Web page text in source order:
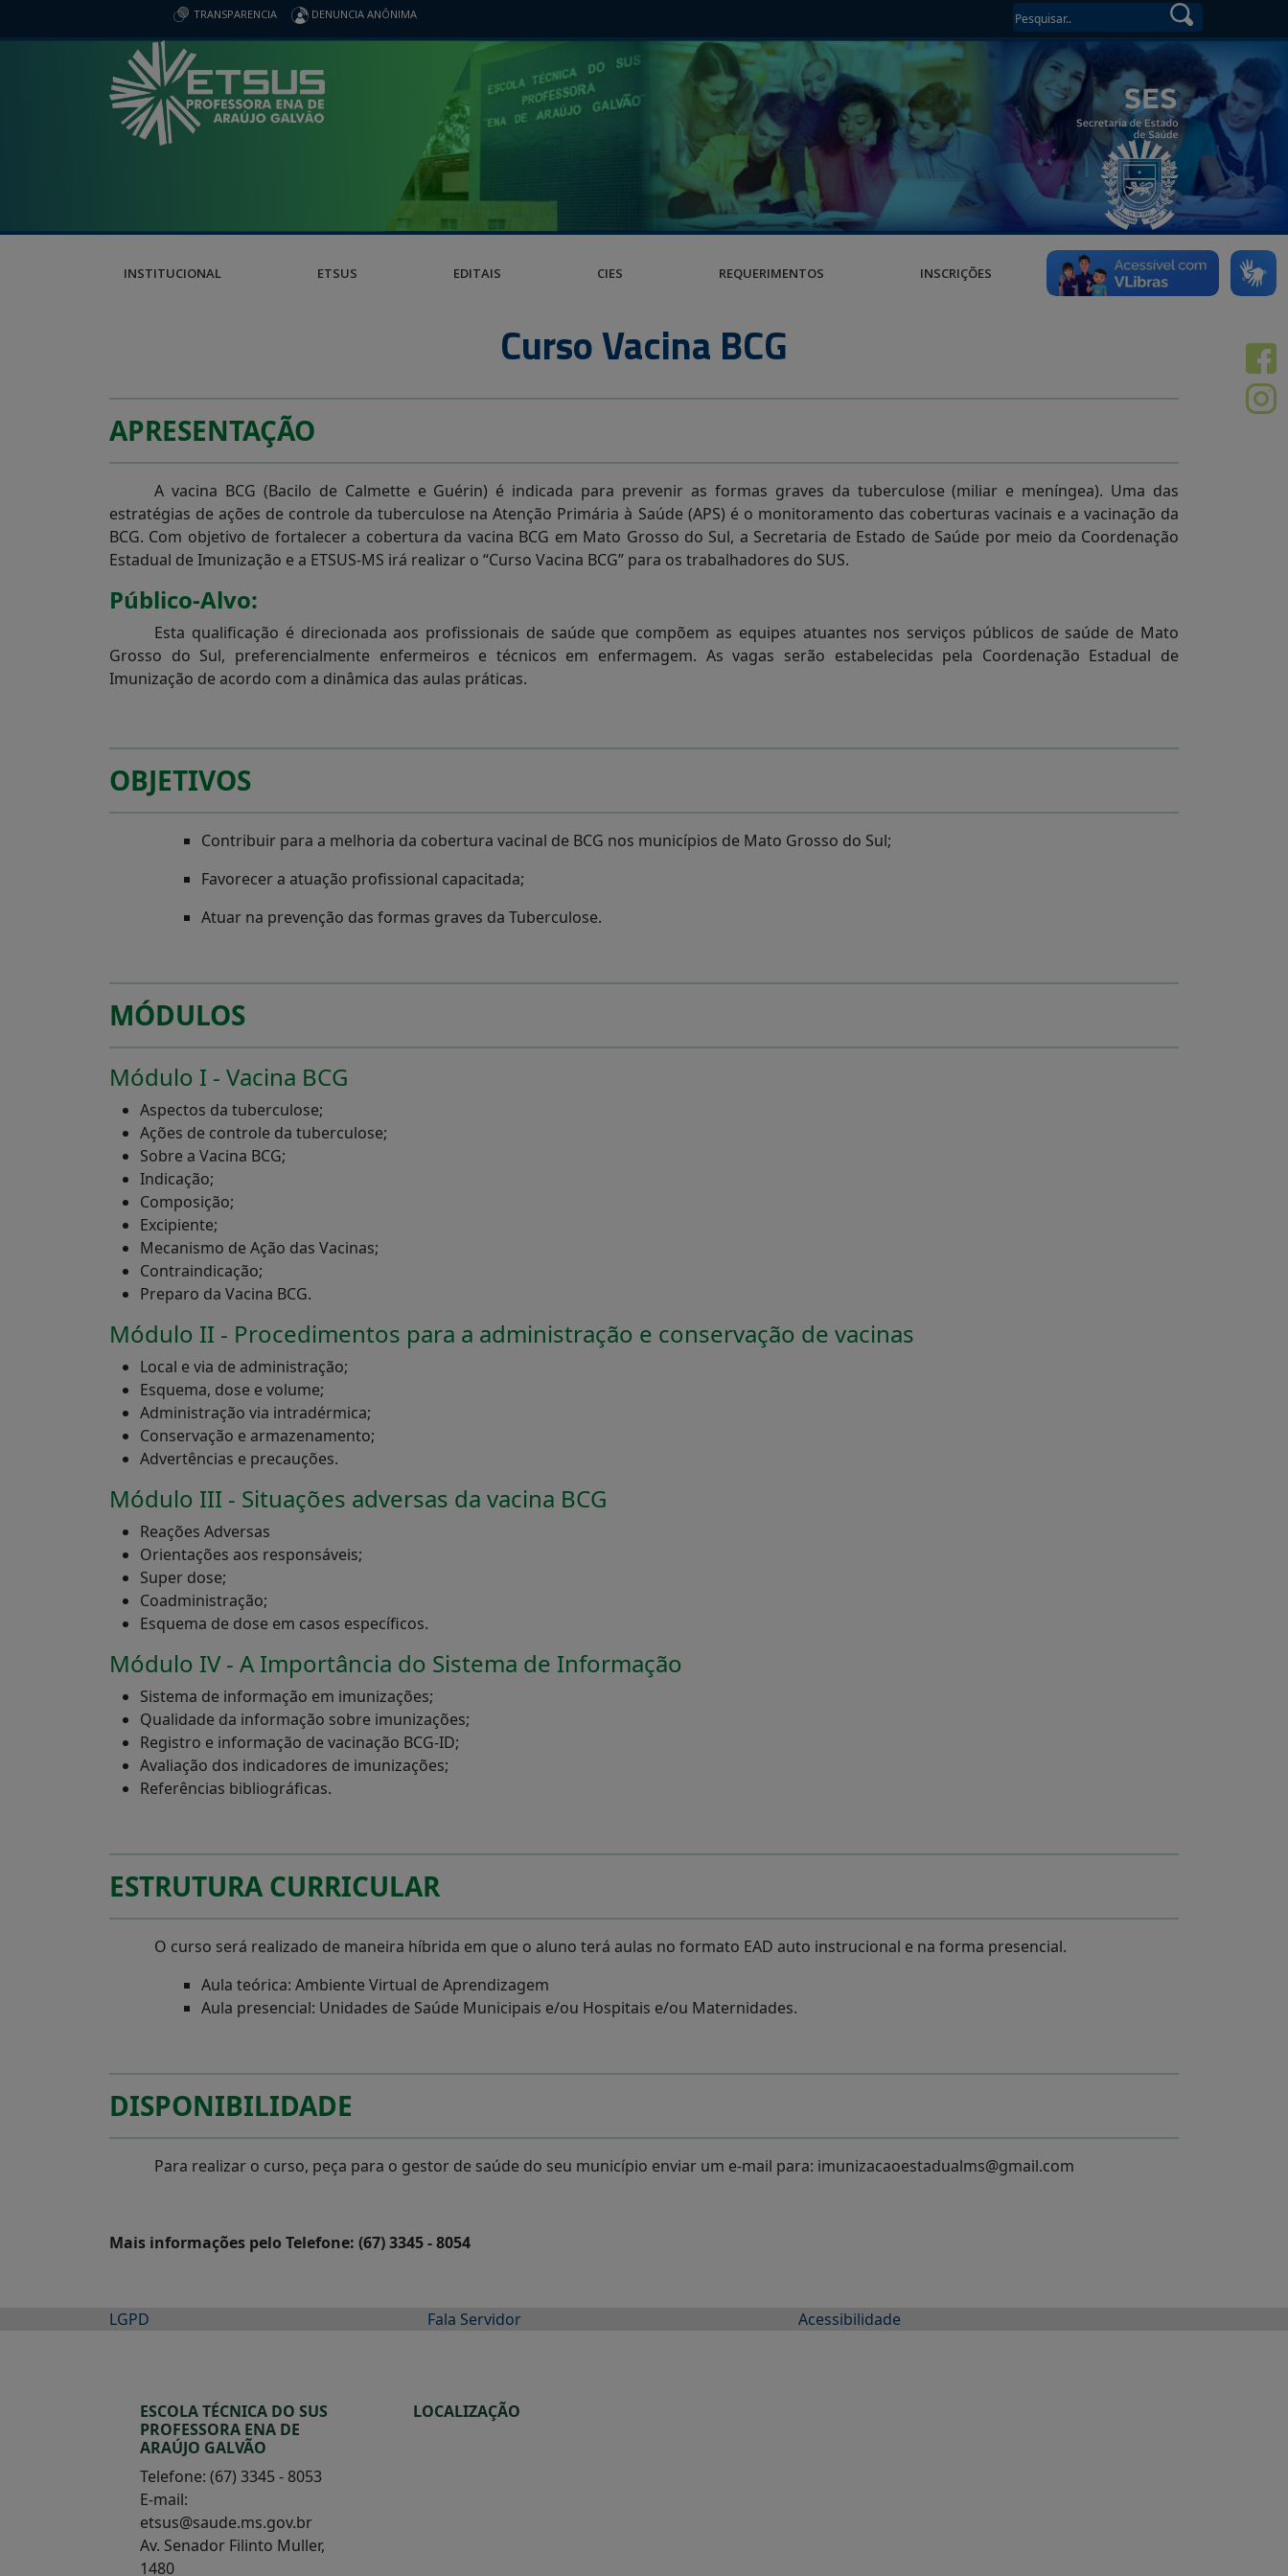
TRANSPARENCIA DENUNCIA ANÔNIMA
INSTITUCIONAL ETSUS EDITAIS CIES REQUERIMENTOS INSCRIÇÕES
Curso Vacina BCG
APRESENTAÇÃO
A vacina BCG (Bacilo de Calmette e Guérin) é indicada para prevenir as formas graves da tuberculose (miliar e meníngea). Uma das
estratégias de ações de controle da tuberculose na Atenção Primária à Saúde (APS) é o monitoramento das coberturas vacinais e a vacinação da
BCG. Com objetivo de fortalecer a cobertura da vacina BCG em Mato Grosso do Sul, a Secretaria de Estado de Saúde por meio da Coordenação
Estadual de Imunização e a ETSUS-MS irá realizar o “Curso Vacina BCG” para os trabalhadores do SUS.
Público-Alvo:
Esta qualificação é direcionada aos profissionais de saúde que compõem as equipes atuantes nos serviços públicos de saúde de Mato
Grosso do Sul, preferencialmente enfermeiros e técnicos em enfermagem. As vagas serão estabelecidas pela Coordenação Estadual de
Imunização de acordo com a dinâmica das aulas práticas.
OBJETIVOS
Contribuir para a melhoria da cobertura vacinal de BCG nos municípios de Mato Grosso do Sul;
Favorecer a atuação profissional capacitada;
Atuar na prevenção das formas graves da Tuberculose.
MÓDULOS
Módulo I - Vacina BCG
Aspectos da tuberculose;
Ações de controle da tuberculose;
Sobre a Vacina BCG;
Indicação;
Composição;
Excipiente;
Mecanismo de Ação das Vacinas;
Contraindicação;
Preparo da Vacina BCG.
Módulo II - Procedimentos para a administração e conservação de vacinas
Local e via de administração;
Esquema, dose e volume;
Administração via intradérmica;
Conservação e armazenamento;
Advertências e precauções.
Módulo III - Situações adversas da vacina BCG
Reações Adversas
Orientações aos responsáveis;
Super dose;
Coadministração;
Esquema de dose em casos específicos.
Módulo IV - A Importância do Sistema de Informação
Sistema de informação em imunizações;
Qualidade da informação sobre imunizações;
Registro e informação de vacinação BCG-ID;
Avaliação dos indicadores de imunizações;
Referências bibliográficas.
ESTRUTURA CURRICULAR
O curso será realizado de maneira híbrida em que o aluno terá aulas no formato EAD auto instrucional e na forma presencial.
Aula teórica: Ambiente Virtual de Aprendizagem
Aula presencial: Unidades de Saúde Municipais e/ou Hospitais e/ou Maternidades.
DISPONIBILIDADE
Para realizar o curso, peça para o gestor de saúde do seu município enviar um e-mail para: imunizacaoestadualms@gmail.com
Mais informações pelo Telefone: (67) 3345 - 8054
LGPD Fala Servidor Acessibilidade
ESCOLA TÉCNICA DO SUS
PROFESSORA ENA DE
ARAÚJO GALVÃO
Telefone: (67) 3345 - 8053
E-mail:
etsus@saude.ms.gov.br
Av. Senador Filinto Muller,
1480
LOCALIZAÇÃO